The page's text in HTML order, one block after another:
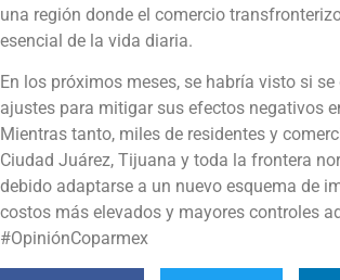
una región donde el comercio
esencial de la vida diaria.
En los próximos meses, se habría visto si se
ajustes para mitigar sus efectos negativos
Mientras tanto, miles de residentes y
Ciudad Juárez, Tijuana y toda la frontera
debido adaptarse a un nuevo esquema de
costos más elevados y mayores controles
#OpiniónCoparmex